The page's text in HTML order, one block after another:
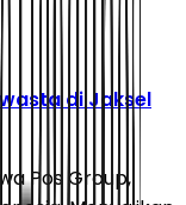
di Jaksel
Pos Group,